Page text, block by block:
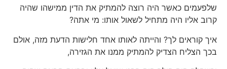
שלפעמים כאשר היה רוצה להמתיק את הדין ממישהו שהיה
קרוב אליו היה מתחיל לשאול אותו: מי אתה?
איך קוראים לך? והייתה לאותו אחד חלישות הדעת מזה, אולם
בכך הצליח הצדיק להמתיק ממנו את הגזירה,